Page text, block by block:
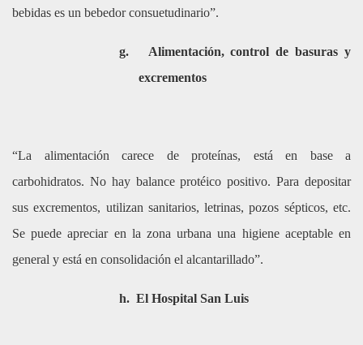
bebidas es un bebedor consuetudinario”.
g.
Alimentación, control de basuras y
excrementos
“La alimentación carece de proteínas, está en base a
carbohidratos. No hay balance protéico positivo. Para depositar
sus excrementos, utilizan sanitarios, letrinas, pozos sépticos, etc.
Se puede apreciar en la zona urbana una higiene aceptable en
general y está en consolidación el alcantarillado”.
h. El Hospital San Luis